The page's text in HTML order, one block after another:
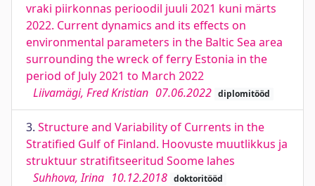
vraki piirkonnas perioodil juuli 2021 kuni märts
2022. Current dynamics and its effects on
environmental parameters in the Baltic Sea area
surrounding the wreck of ferry Estonia in the
period of July 2021 to March 2022
Liivamägi, Fred Kristian 07.06.2022 diplomitööd
3. Structure and Variability of Currents in the
Stratified Gulf of Finland. Hoovuste muutlikkus ja
struktuur stratifitseeritud Soome lahes
Suhhova, Irina 10.12.2018 doktoritööd